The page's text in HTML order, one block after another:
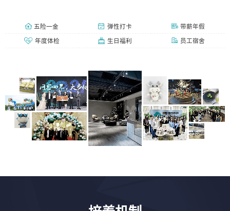
五险一金 弹性打卡 带薪年假
年度体检 生日福利 员工宿舍